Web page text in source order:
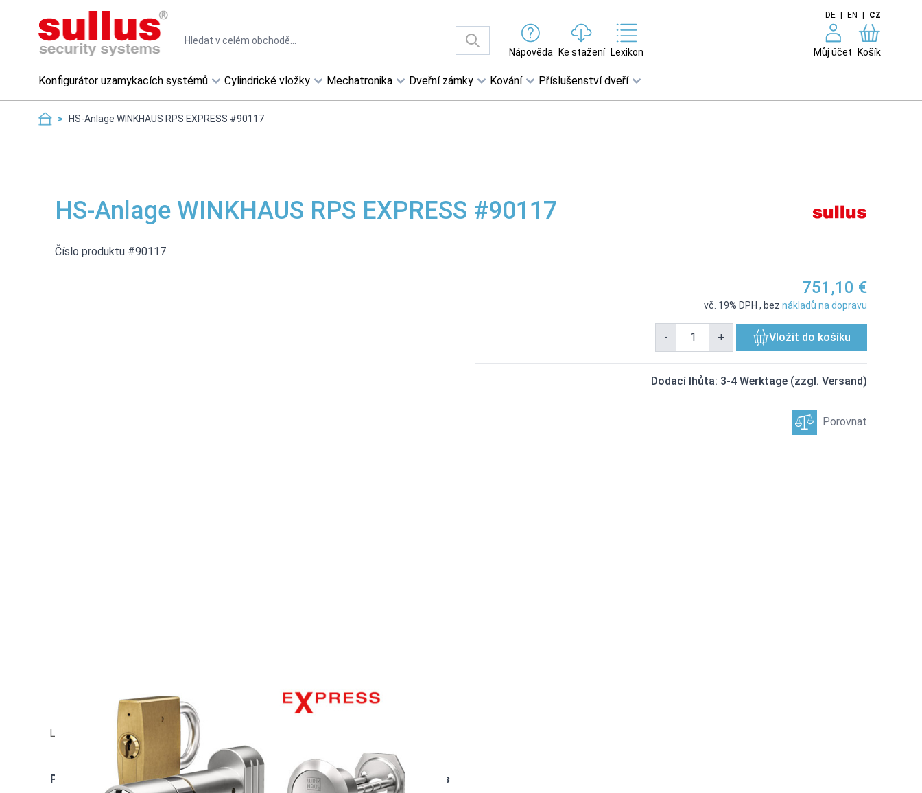
DE EN CZ
Nápověda
Ke stažení Lexikon Můj účet Košík
Konfigurátor uzamykacích systémů Cylindrické vložky Mechatronika Dveřní zámky Kování Příslušenství dveří
> HS-Anlage WINKHAUS RPS EXPRESS #90117
HS-Anlage WINKHAUS RPS EXPRESS #90117
Číslo produktu #90117
751,10 €
vč. 19% DPH , bez nákladů na dopravu
- + Vložit do košíku
Dodací lhůta: 3-4 Werktage (zzgl. Versand)
Porovnat
Lieferzeit ca. 3-4 Werktage (zzgl. Versand)
Pos. Artikel Einzelpreis
Gesamtpreis